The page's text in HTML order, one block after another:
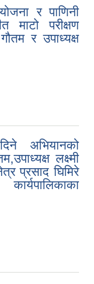
र पाणिनी
माटो परीक्षण
र उपाध्यक्ष
अभियानको
लक्ष्मी
प्रसाद घिमिरे